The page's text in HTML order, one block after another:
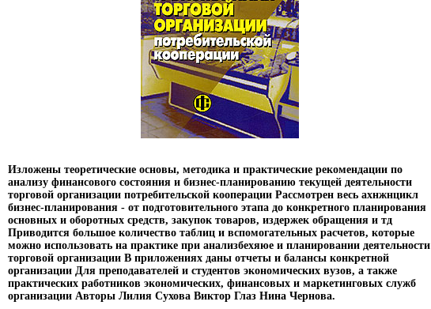
Изложены теоретические основы, методика и практические рекомендации по
анализу финансового состояния и бизнес-планированию текущей деятельности
торговой организации потребительской кооперации Рассмотрен весь ахнжнцикл
бизнес-планирования - от подготовительного этапа до конкретного планирования
основных и оборотных средств, закупок товаров, издержек обращения и тд
Приводится большое количество таблиц и вспомогательных расчетов, которые
можно использовать на практике при анализбехяюе и планировании деятельности
торговой организации В приложениях даны отчеты и балансы конкретной
организации Для преподавателей и студентов экономических вузов, а также
практических работников экономических, финансовых и маркетинговых служб
организации Авторы Лилия Сухова Виктор Глаз Нина Чернова.